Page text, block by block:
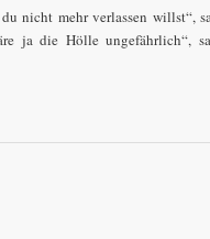
nicht mehr verlassen willst“,
ja die Hölle ungefährlich“,